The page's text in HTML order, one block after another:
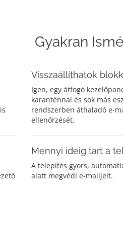
Gyakran
Visszaállíthatok
Igen, egy átfogó
karanténnal és sok más
rendszerben áthaladó e-
ellenőrzését.
Mennyi ideig tart a
A telepítés gyors,
alatt megvédi e-mailjeit.